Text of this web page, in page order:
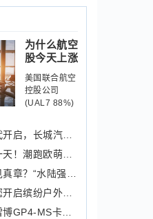
为什么航空
股今天上涨
美国联合航空
控股公司
(UAL7 88%)